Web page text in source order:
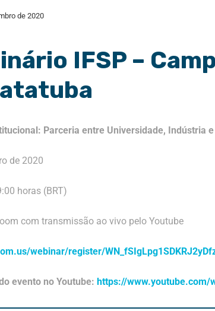
de 2020
IFSP –
Parceria entre Universidade, Indústria
de 2020
horas (BRT)
com transmissão ao vivo pelo Youtube
webinar/register/
evento no Youtube: https://www.youtube.com/